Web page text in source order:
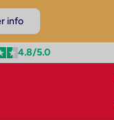
info
4.8/5.0